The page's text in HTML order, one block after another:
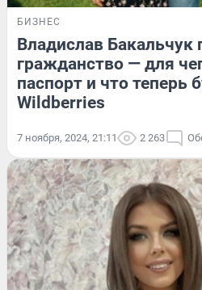
БИЗНЕС
Владислав Бакальчук
гражданство — для
паспорт и что теперь
Wildberries
7 ноября, 2024, 21:11 2 263